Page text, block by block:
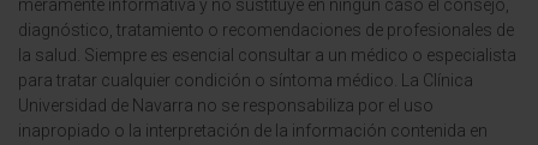
meramente informativa y no sustituye en ningún caso el consejo,
diagnóstico, tratamiento o recomendaciones de profesionales de
la salud. Siempre es esencial consultar a un médico o especialista
para tratar cualquier condición o síntoma médico. La Clínica
Universidad de Navarra no se responsabiliza por el uso
inapropiado o la interpretación de la información contenida en